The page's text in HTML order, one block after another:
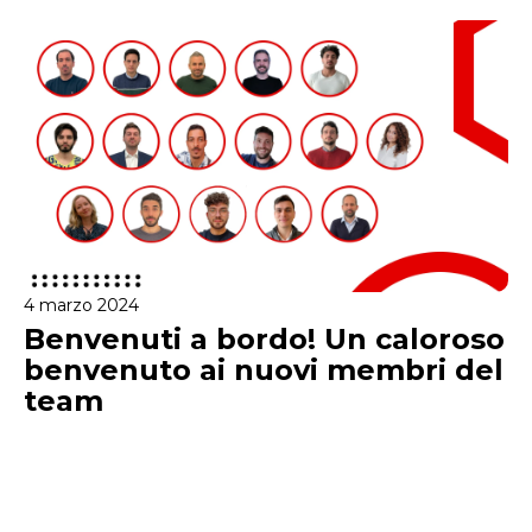
4 marzo 2024
Benvenuti a bordo! Un caloroso
benvenuto ai nuovi membri del
team